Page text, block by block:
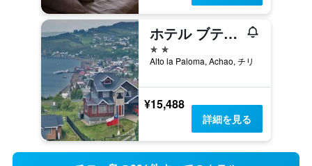
ホテル ブティック アントゥケヌ
2つ星
Alto la Paloma, Achao, チリ
¥15,488
詳細を見る